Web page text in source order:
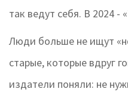
так ведут себя. В 2024 -
Люди больше не ищут
старые, которые вдруг
издатели поняли: не